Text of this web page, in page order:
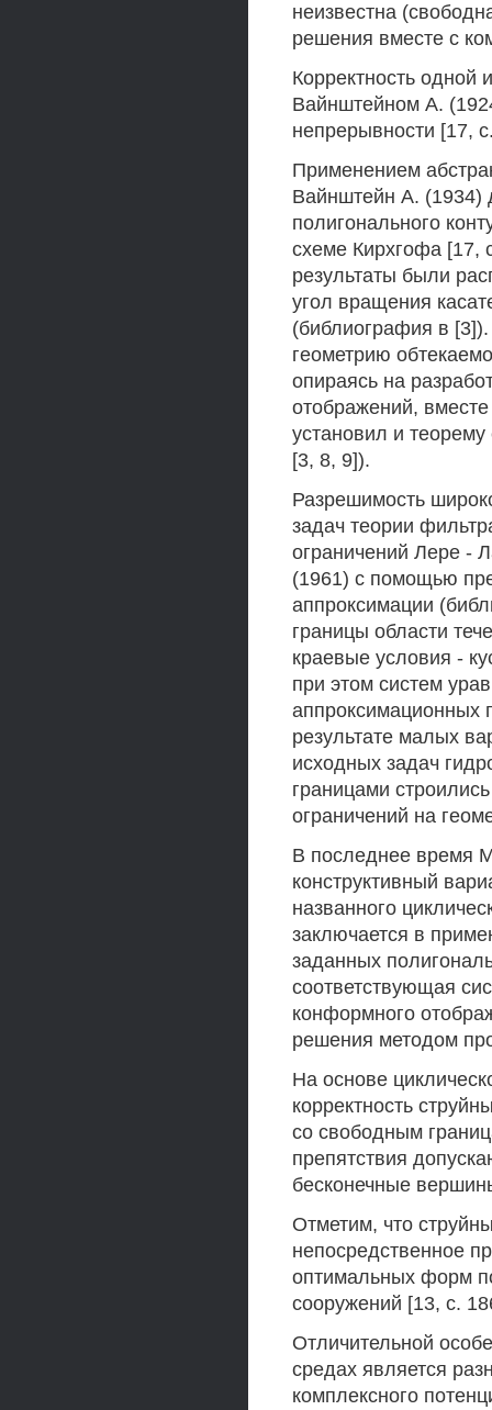
неизвестна
решения вместе с
Корректность одной
Вайнштейном А.
непрерывности [17,
Применением
Вайнштейн А. (1934)
полигонального
схеме Кирхгофа [17,
результаты были
угол вращения
(библиография в
геометрию
опираясь на
отображений,
установил и
[3, 8, 9]).
Разрешимость
задач теории
ограничений Лере -
(1961) с помощью
аппроксимации
границы области
краевые условия -
при этом систем
аппроксимационных
результате малых
исходных задач
границами
ограничений на
В последнее время
конструктивный
названного
заключается в
заданных
соответствующая
конформного
решения методом
На основе
корректность
со свободным
препятствия
бесконечные
Отметим, что
непосредственное
оптимальных форм
сооружений [13, с.
Отличительной
средах является
комплексного